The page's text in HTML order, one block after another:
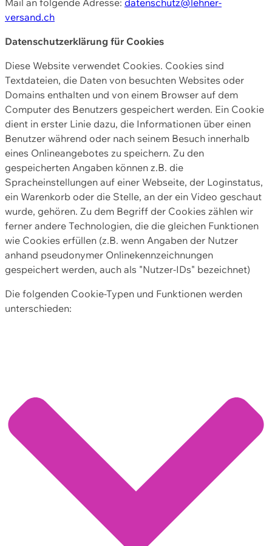
versand.ch
Datenschutzerklärung für Cookies
Diese Website verwendet Cookies. Cookies sind
Textdateien, die Daten von besuchten Websites oder
Domains enthalten und von einem Browser auf dem
Computer des Benutzers gespeichert werden. Ein Cookie
dient in erster Linie dazu, die Informationen über einen
Benutzer während oder nach seinem Besuch innerhalb
eines Onlineangebotes zu speichern. Zu den
gespeicherten Angaben können z.B. die
Spracheinstellungen auf einer Webseite, der Loginstatus,
ein Warenkorb oder die Stelle, an der ein Video geschaut
wurde, gehören. Zu dem Begriff der Cookies zählen wir
ferner andere Technologien, die die gleichen Funktionen
wie Cookies erfüllen (z.B. wenn Angaben der Nutzer
anhand pseudonymer Onlinekennzeichnungen
gespeichert werden, auch als "Nutzer-IDs" bezeichnet)
Die folgenden Cookie-Typen und Funktionen werden
unterschieden: